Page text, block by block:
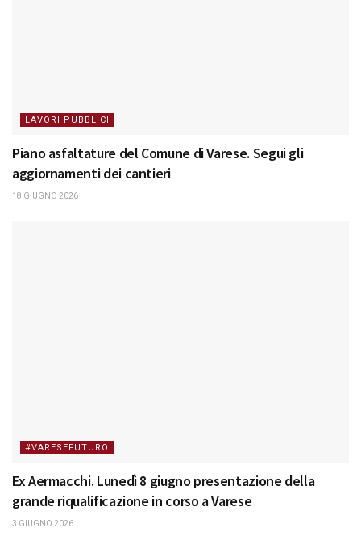
LAVORI PUBBLICI
Piano asfaltature del Comune di Varese. Segui gli
aggiornamenti dei cantieri
18 GIUGNO 2026
#VARESEFUTURO
Ex Aermacchi. Lunedì 8 giugno presentazione della
grande riqualificazione in corso a Varese
3 GIUGNO 2026